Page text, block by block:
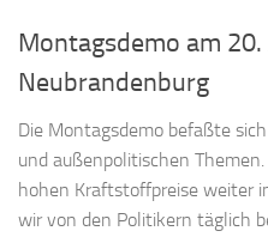
Montagsdemo am
Neubrandenburg
Die Montagsdemo befaßte
und außenpolitischen
hohen Kraftstoffpreise weiter
wir von den Politikern täglich